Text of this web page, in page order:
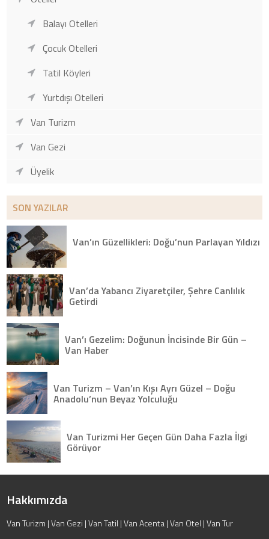
Balayı Otelleri
Çocuk Otelleri
Tatil Köyleri
Yurtdışı Otelleri
Van Turizm
Van Gezi
Üyelik
SON YAZILAR
Van’ın Güzellikleri: Doğu’nun Parlayan Yıldızı
Van’da Yabancı Ziyaretçiler, Şehre Canlılık
Getirdi
Van’ı Gezelim: Doğunun İncisinde Bir Gün –
Van Haber
Van Turizm – Van’ın Kışı Ayrı Güzel – Doğu
Anadolu’nun Beyaz Yolculuğu
Van Turizmi Her Geçen Gün Daha Fazla İlgi
Görüyor
Hakkımızda
Van Turizm | Van Gezi | Van Tatil | Van Acenta | Van Otel | Van Tur